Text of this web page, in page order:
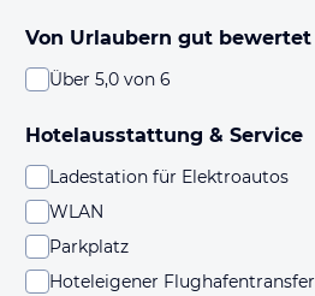
Von Urlaubern gut bewertet
Über 5,0 von 6
Hotelausstattung & Service
Ladestation für Elektroautos
WLAN
Parkplatz
Hoteleigener Flughafentransfer